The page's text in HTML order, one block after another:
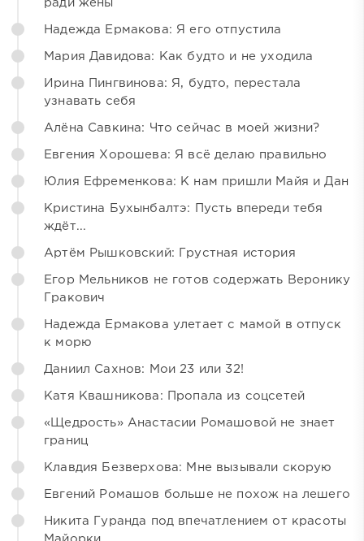
ради жены
Надежда Ермакова: Я его отпустила
Мария Давидова: Как будто и не уходила
Ирина Пингвинова: Я, будто, перестала
узнавать себя
Алёна Савкина: Что сейчас в моей жизни?
Евгения Хорошева: Я всё делаю правильно
Юлия Ефременкова: К нам пришли Майя и Дан
Кристина Бухынбалтэ: Пусть впереди тебя
ждёт...
Артём Рышковский: Грустная история
Егор Мельников не готов содержать Веронику
Гракович
Надежда Ермакова улетает с мамой в отпуск
к морю
Даниил Сахнов: Мои 23 или 32!
Катя Квашникова: Пропала из соцсетей
«Щедрость» Анастасии Ромашовой не знает
границ
Клавдия Безверхова: Мне вызывали скорую
Евгений Ромашов больше не похож на лешего
Никита Гуранда под впечатлением от красоты
Майорки